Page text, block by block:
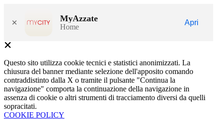
× MyAzzate
Home
Apri
Questo sito utilizza cookie tecnici e statistici anonimizzati. La
chiusura del banner mediante selezione dell'apposito comando
contraddistinto dalla X o tramite il pulsante "Continua la
navigazione" comporta la continuazione della navigazione in
assenza di cookie o altri strumenti di tracciamento diversi da quelli
sopracitati.
COOKIE POLICY